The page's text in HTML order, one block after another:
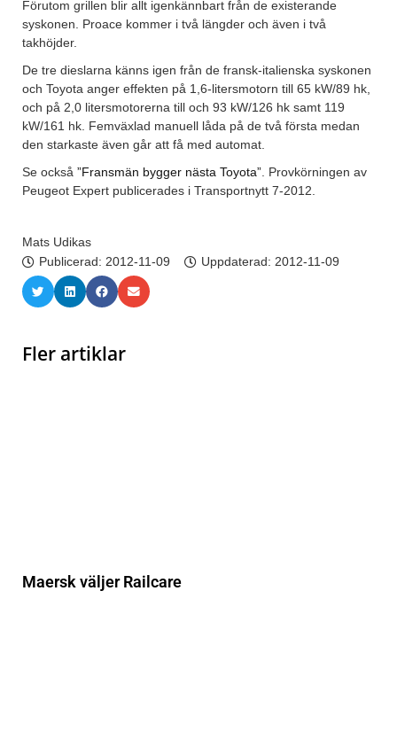
Förutom grillen blir allt igenkännbart från de existerande
syskonen. Proace kommer i två längder och även i två
takhöjder.
De tre dieslarna känns igen från de fransk-italienska syskonen
och Toyota anger effekten på 1,6-litersmotorn till 65 kW/89 hk,
och på 2,0 litersmotorerna till och 93 kW/126 hk samt 119
kW/161 hk. Femväxlad manuell låda på de två första medan
den starkaste även går att få med automat.
Se också ”Fransmän bygger nästa Toyota” . Provkörningen av
Peugeot Expert publicerades i Transportnytt 7-2012.
Mats Udikas
Publicerad: 2012-11-09 Uppdaterad: 2012-11-09
Fler artiklar
Maersk väljer Railcare